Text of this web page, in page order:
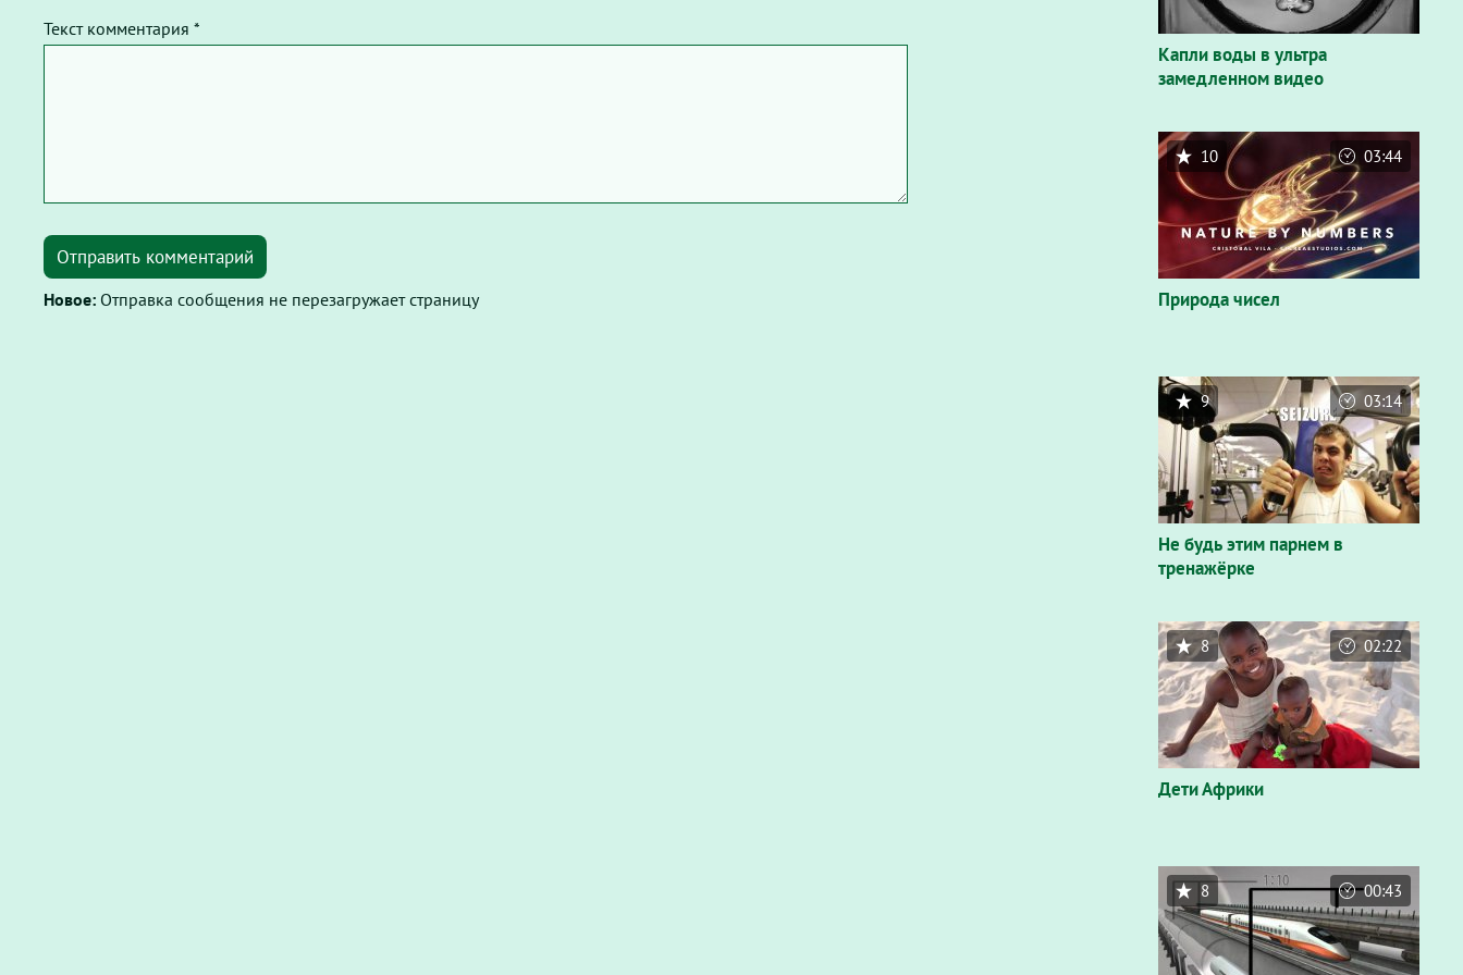
Текст комментария *
Отправить комментарий
Новое: Отправка сообщения не перезагружает страницу
Капли воды в ультра
замедленном видео
Природа чисел
10 03:44
Не будь этим парнем в
тренажёрке
9 03:14
Дети Африки
8 02:22
8 00:43